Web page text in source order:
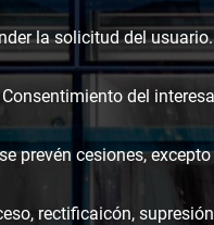
la solicitud del usuario.
Consentimiento del
prevén cesiones,
rectificaicón,